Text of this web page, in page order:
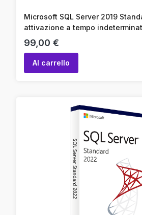
Microsoft SQL Server 2019
attivazione a tempo
online / codice prodotto
Prezzo
99,00 €
Al carrello